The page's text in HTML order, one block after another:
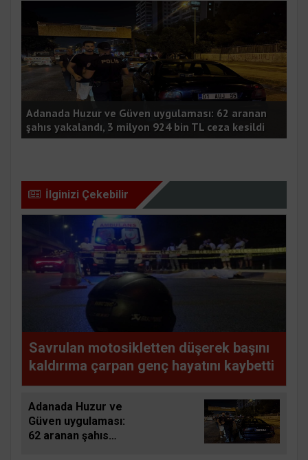
Adanada Huzur ve Güven uygulaması: 62 aranan
şahıs yakalandı, 3 milyon 924 bin TL ceza kesildi
İlginizi Çekebilir
Savrulan motosikletten düşerek başını
kaldırıma çarpan genç hayatını kaybetti
Adanada Huzur ve
Güven uygulaması:
62 aranan şahıs